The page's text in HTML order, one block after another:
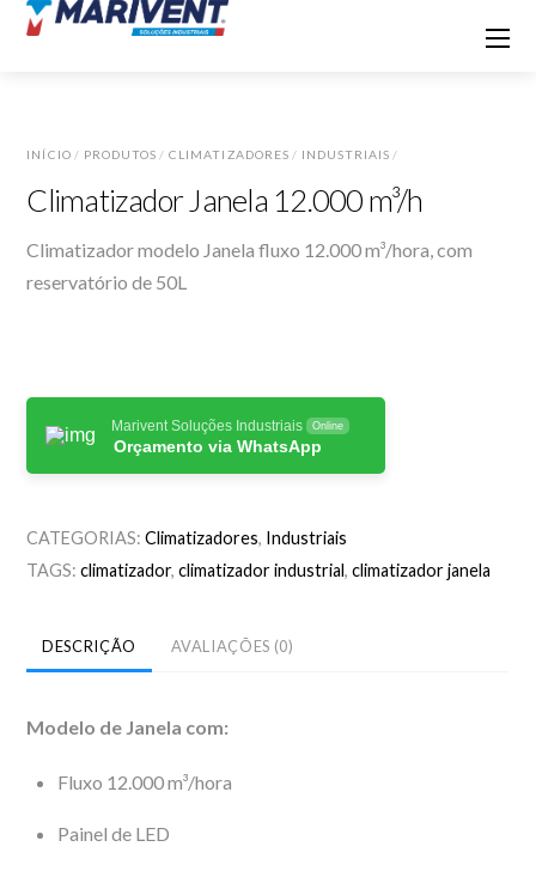
INÍCIO/ PRODUTOS /CLIMATIZADORES/ INDUSTRIAIS /
Climatizador Janela 12.000 m³/h
Climatizador modelo Janela fluxo 12.000 m³/hora, com
reservatório de 50L
Marivent Soluções Industriais Online
Orçamento via WhatsApp
CATEGORIAS:Climatizadores, Industriais
TAGS:climatizador,climatizador industrial,climatizador janela
DESCRIÇÃO AVALIAÇÕES (0)
Modelo de Janela com:
Fluxo 12.000 m³/hora
Painel de LED